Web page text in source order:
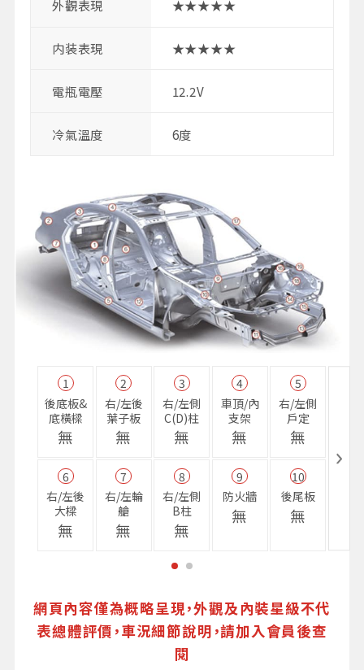
外觀表現 ★★★★★
内装表現 ★★★★★
電瓶電壓 12.2V
冷氣溫度 6度
1
後底板&
底橫樑
無
2
右/左後
葉子板
無
3
右/左側
C(D)柱
無
4
車頂/內
支架
無
5
右/左側
戶定
無
6
右/左後
大樑
無
7
右/左輪
艙
無
8
右/左側
B柱
無
9
防火牆
無
10
後尾板
無
網頁內容僅為概略呈現，外觀及內裝星級不代
表總體評價，車況細節說明，請加入會員後查
閱